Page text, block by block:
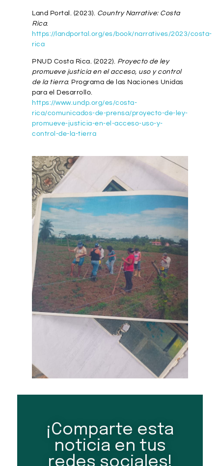
Land Portal. (2023).
Country Narrative: Costa
Rica.
https://landportal.org/es/book/narratives/2023/costa-
rica
PNUD Costa Rica. (2022).
Proyecto de ley
promueve justicia en el acceso, uso y control
de la tierra. Programa de las Naciones Unidas
para el Desarrollo.
https://www.undp.org/es/costa-
rica/comunicados-de-prensa/proyecto-de-ley-
promueve-justicia-en-el-acceso-uso-y-
control-de-la-tierra
¡Comparte esta
noticia en tus
redes sociales!